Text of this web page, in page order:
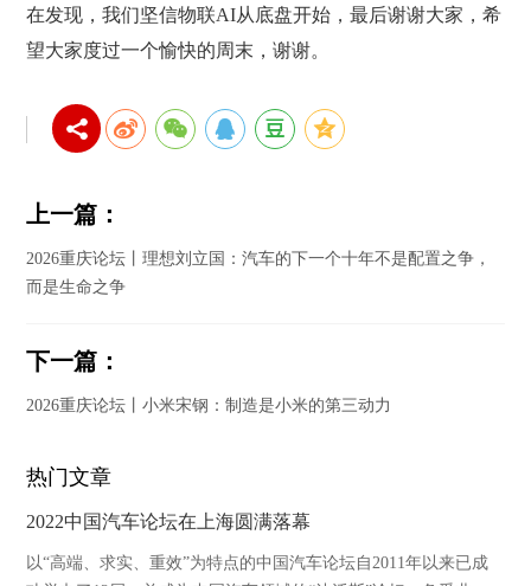
在发现，我们坚信物联AI从底盘开始，最后谢谢大家，希
望大家度过一个愉快的周末，谢谢。
上一篇：
2026重庆论坛丨理想刘立国：汽车的下一个十年不是配置之争，
而是生命之争
下一篇：
2026重庆论坛丨小米宋钢：制造是小米的第三动力
热门文章
2022中国汽车论坛在上海圆满落幕
以“高端、求实、重效”为特点的中国汽车论坛自2011年以来已成